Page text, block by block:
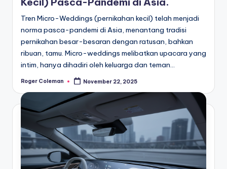
Tren Micro-Weddings (pernikahan kecil) telah menjadi
norma pasca-pandemi di Asia, menantang tradisi
pernikahan besar-besaran dengan ratusan, bahkan
ribuan, tamu. Micro-weddings melibatkan upacara yang
intim, hanya dihadiri oleh keluarga dan teman…
Posted
Roger Coleman November 22, 2025